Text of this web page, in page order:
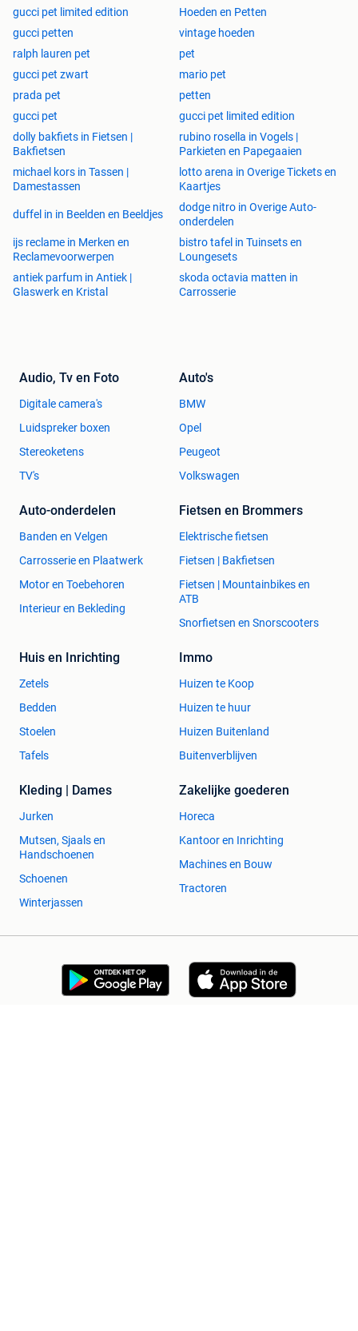
gucci pet limited edition
Hoeden en Petten
gucci petten
vintage hoeden
ralph lauren pet
pet
gucci pet zwart
mario pet
prada pet
petten
gucci pet
gucci pet limited edition
dolly bakfiets in Fietsen |
Bakfietsen
rubino rosella in Vogels |
Parkieten en Papegaaien
michael kors in Tassen |
Damestassen
lotto arena in Overige Tickets en
Kaartjes
duffel in in Beelden en Beeldjes
dodge nitro in Overige Auto-
onderdelen
ijs reclame in Merken en
Reclamevoorwerpen
bistro tafel in Tuinsets en
Loungesets
antiek parfum in Antiek |
Glaswerk en Kristal
skoda octavia matten in
Carrosserie
Audio, Tv en Foto
Digitale camera's
Luidspreker boxen
Stereoketens
TV's
Auto's
BMW
Opel
Peugeot
Volkswagen
Auto-onderdelen
Banden en Velgen
Carrosserie en Plaatwerk
Motor en Toebehoren
Interieur en Bekleding
Fietsen en Brommers
Elektrische fietsen
Fietsen | Bakfietsen
Fietsen | Mountainbikes en
ATB
Snorfietsen en Snorscooters
Huis en Inrichting
Zetels
Bedden
Stoelen
Tafels
Immo
Huizen te Koop
Huizen te huur
Huizen Buitenland
Buitenverblijven
Kleding | Dames
Jurken
Mutsen, Sjaals en
Handschoenen
Schoenen
Winterjassen
Zakelijke goederen
Horeca
Kantoor en Inrichting
Machines en Bouw
Tractoren